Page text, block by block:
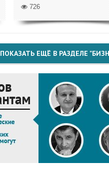
726
ПОКАЗАТЬ ЕЩЁ В РАЗДЕЛЕ